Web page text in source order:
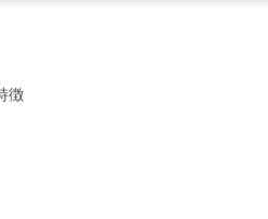
徴